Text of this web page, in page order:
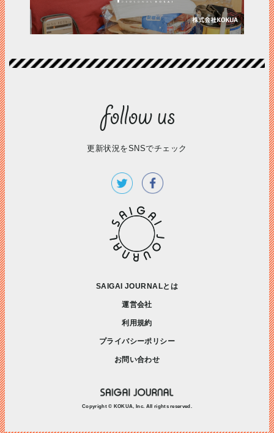
更新状況をSNSでチェック
Copyright © KOKUA, Inc. All rights reserved.
SAIGAI JOURNALとは
運営会社
利用規約
プライバシーポリシー
お問い合わせ